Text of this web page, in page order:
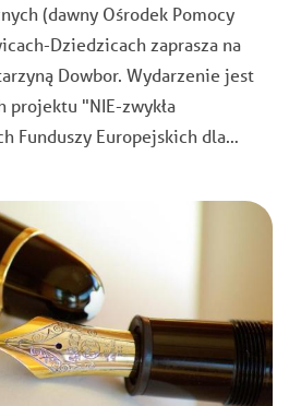
(dawny Ośrodek Pomocy
Dziedzicach zaprasza na
Dowbor. Wydarzenie jest
projektu "NIE-zwykła
Funduszy Europejskich dla…